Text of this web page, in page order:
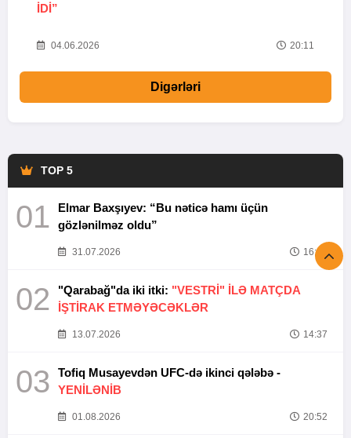
IDI”
04.06.2026 20:11
Digərləri
TOP 5
01
Elmar Baxşıyev: “Bu nəticə hamı üçün
gözlənilməz oldu”
31.07.2026 16:26
02 "Qarabağ"da iki itki: "VESTRİ" İLƏ MATÇDA
İŞTİRAK ETMƏYƏCƏKLƏR
13.07.2026 14:37
03
Tofiq Musayevdən UFC-də ikinci qələbə -
YENİLƏNİB
01.08.2026 20:52